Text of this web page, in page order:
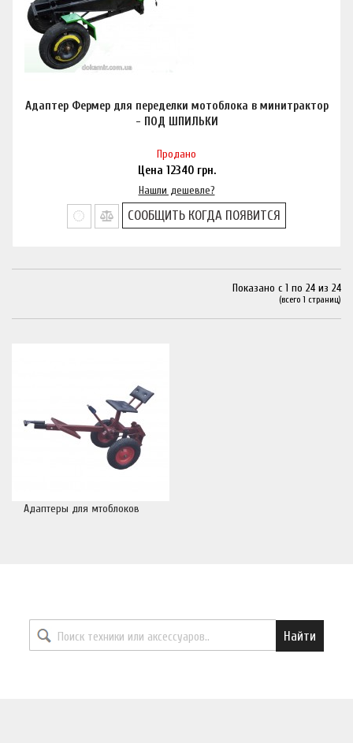
Адаптер Фермер для переделки мотоблока в минитрактор
- ПОД ШПИЛЬКИ
Продано
Цена 12340грн.
Нашли дешевле?
СООБЩИТЬ КОГДА ПОЯВИТСЯ
Показано с 1 по 24 из 24
(всего 1 страниц)
Адаптеры для мтоблоков
Найти